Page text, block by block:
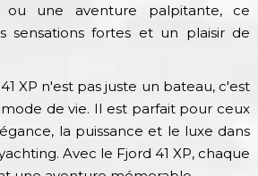
ou une aventure palpitante, ce
sensations fortes et un plaisir de
XP n'est pas juste un bateau, c'est
de vie. Il est parfait pour ceux
la puissance et le luxe dans
Avec le Fjord 41 XP, chaque